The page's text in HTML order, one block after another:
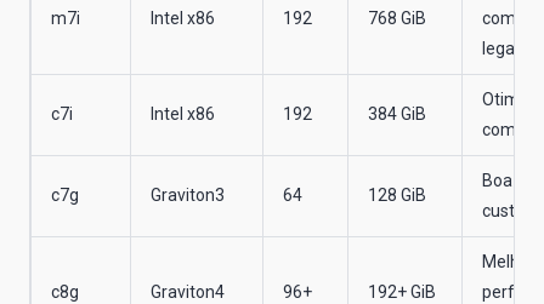
m7i Intel x86 192 768 GiB
legado
c7i Intel x86 192 384 GiB
c7g Graviton3 64 128 GiB
Boa
custo
c8g Graviton4 96+ 192+ GiB
Melhor
perf/